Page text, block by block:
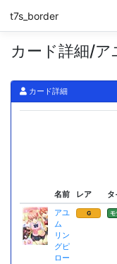
t7s_border
カード詳細/
カード詳細
名前 レア タ
アユ
ム
リン
グピ
ロー
G モ